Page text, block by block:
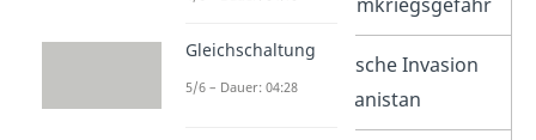
1979
Sowjetische Invasion
in Afghanistan
Gleichschaltung
5/6 – Dauer: 04:28